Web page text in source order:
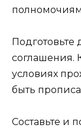
Подготовьте
соглашения.
условиях
быть
Составьте и